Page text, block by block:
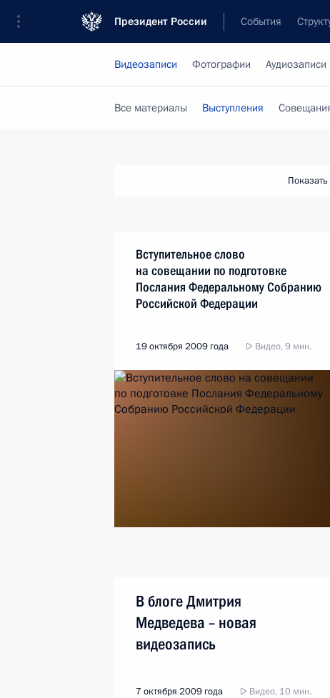
Президент России События
Видеозаписи Фотографии Аудиозаписи
Все материалы Выступления
Вступительное слово
на совещании по подготовке
Послания Федеральному Собранию
Российской Федерации
19 октября 2009 года Видео, 9 мин.
В блоге Дмитрия
Медведева – новая
видеозапись
7 октября 2009 года Видео, 10 мин.